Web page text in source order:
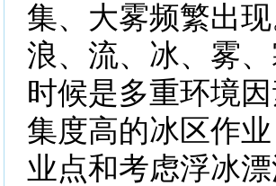
集、大雾频繁出
浪、流、冰、雾
时候是多重环境
集度高的冰区作
业点和考虑浮冰漂